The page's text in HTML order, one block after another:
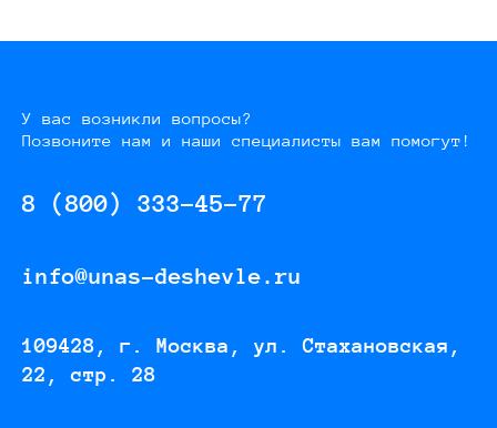
У вас возникли вопросы?
Позвоните нам и наши специалисты вам помогут!
8 (800) 333-45-77
info@unas-deshevle.ru
109428, г. Москва, ул. Стахановская,
22, стр. 28